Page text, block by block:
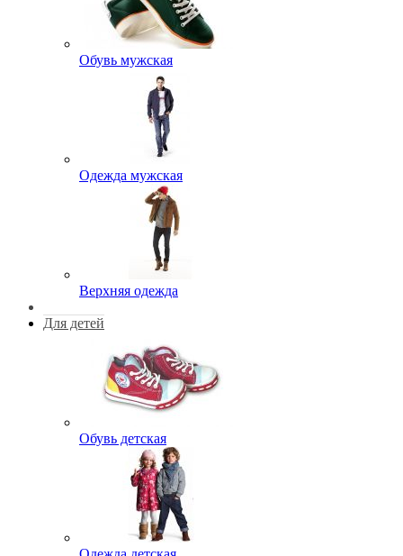
Обувь мужская
Одежда мужская
Верхняя одежда
Для детей
Обувь детская